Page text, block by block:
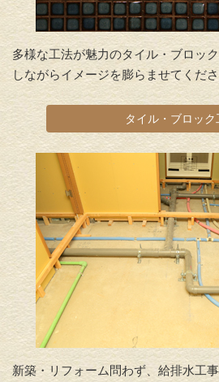
多様な工法が魅力のタイル・ブロッ
しながらイメージを膨らませてくださ
タイル・ブロック
新築・リフォーム問わず、給排水工